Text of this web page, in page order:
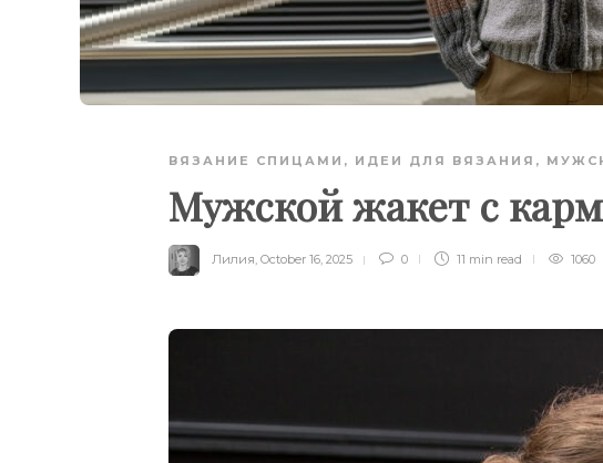
ВЯЗАНИЕ СПИЦАМИ , ИДЕИ ДЛЯ ВЯЗАНИЯ ,
Мужской жакет с
Лилия, October 16, 2025 0 11 min read 1060